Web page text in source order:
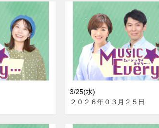
3/25(水)
２０２６年０３月２５日